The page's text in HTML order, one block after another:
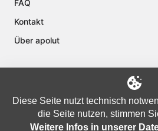
FAQ
Kontakt
Über apolut
Copyright © 2024 apolut | Jetzt erst recht!.
Diese Seite nutzt technisch
die Seite nutzen, stimmen
Weitere Infos in unserer